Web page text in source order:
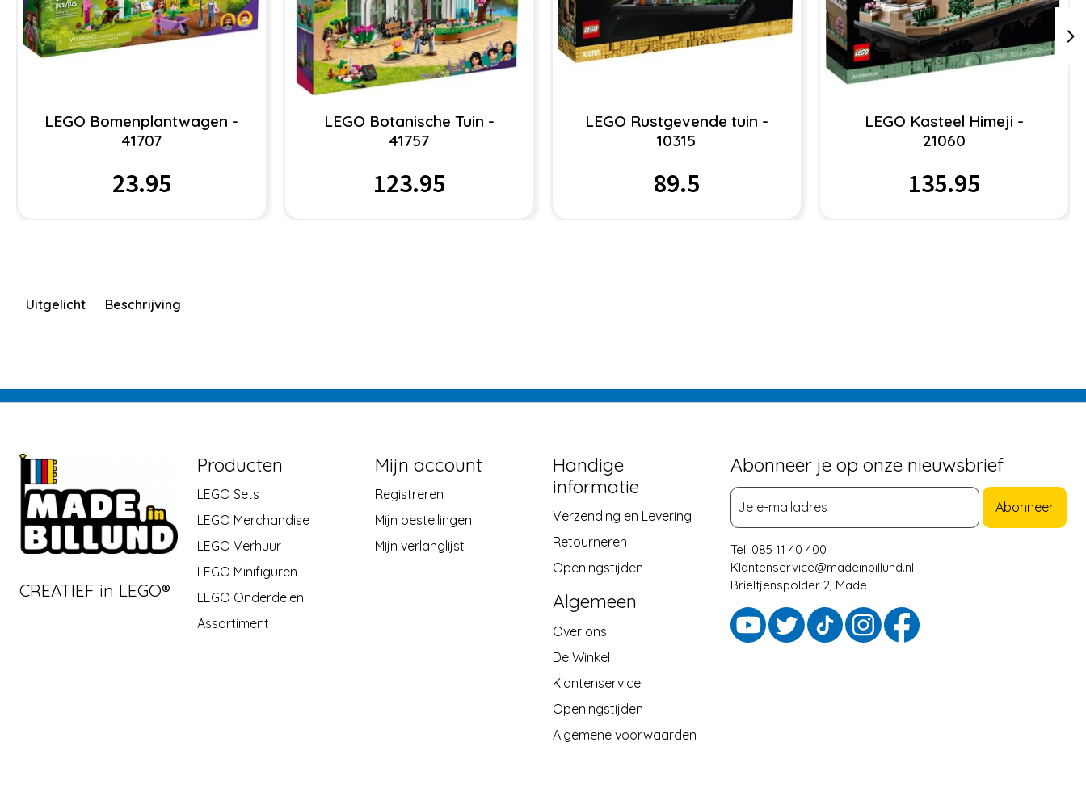
LEGO Bomenplantwagen -
41707
23.95
LEGO Botanische Tuin -
41757
123.95
LEGO Rustgevende tuin -
10315
89.5
LEGO Kasteel Himeji -
21060
135.95
Uitgelicht Beschrijving
CREATIEF in LEGO®
Producten
LEGO Sets
LEGO Merchandise
LEGO Verhuur
LEGO Minifiguren
LEGO Onderdelen
Assortiment
Mijn account
Registreren
Mijn bestellingen
Mijn verlanglijst
Handige
informatie
Verzending en Levering
Retourneren
Openingstijden
Algemeen
Over ons
De Winkel
Klantenservice
Openingstijden
Algemene voorwaarden
Abonneer je op onze nieuwsbrief
Abonneer
Tel. 085 11 40 400
Klantenservice@madeinbillund.nl
Brieltjenspolder 2, Made